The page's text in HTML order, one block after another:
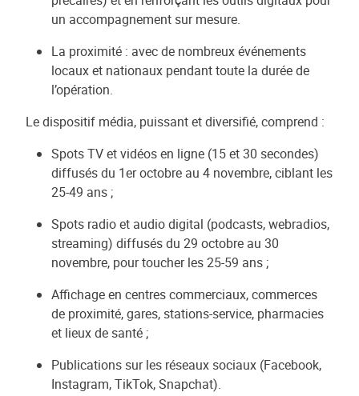
un accompagnement sur mesure.
La proximité : avec de nombreux événements
locaux et nationaux pendant toute la durée de
l’opération.
Le dispositif média, puissant et diversifié, comprend :
Spots TV et vidéos en ligne (15 et 30 secondes)
diffusés du 1er octobre au 4 novembre, ciblant les
25-49 ans ;
Spots radio et audio digital (podcasts, webradios,
streaming) diffusés du 29 octobre au 30
novembre, pour toucher les 25-59 ans ;
Affichage en centres commerciaux, commerces
de proximité, gares, stations-service, pharmacies
et lieux de santé ;
Publications sur les réseaux sociaux (Facebook,
Instagram, TikTok, Snapchat).